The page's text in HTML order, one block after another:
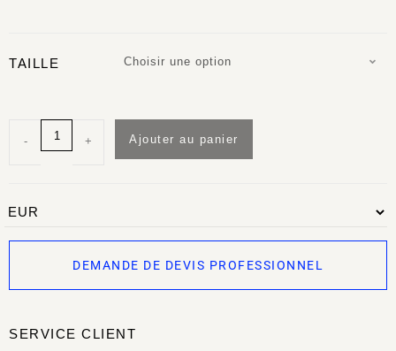
TAILLE Choisir une option
- + Ajouter au panier
DEMANDE DE DEVIS PROFESSIONNEL
SERVICE CLIENT